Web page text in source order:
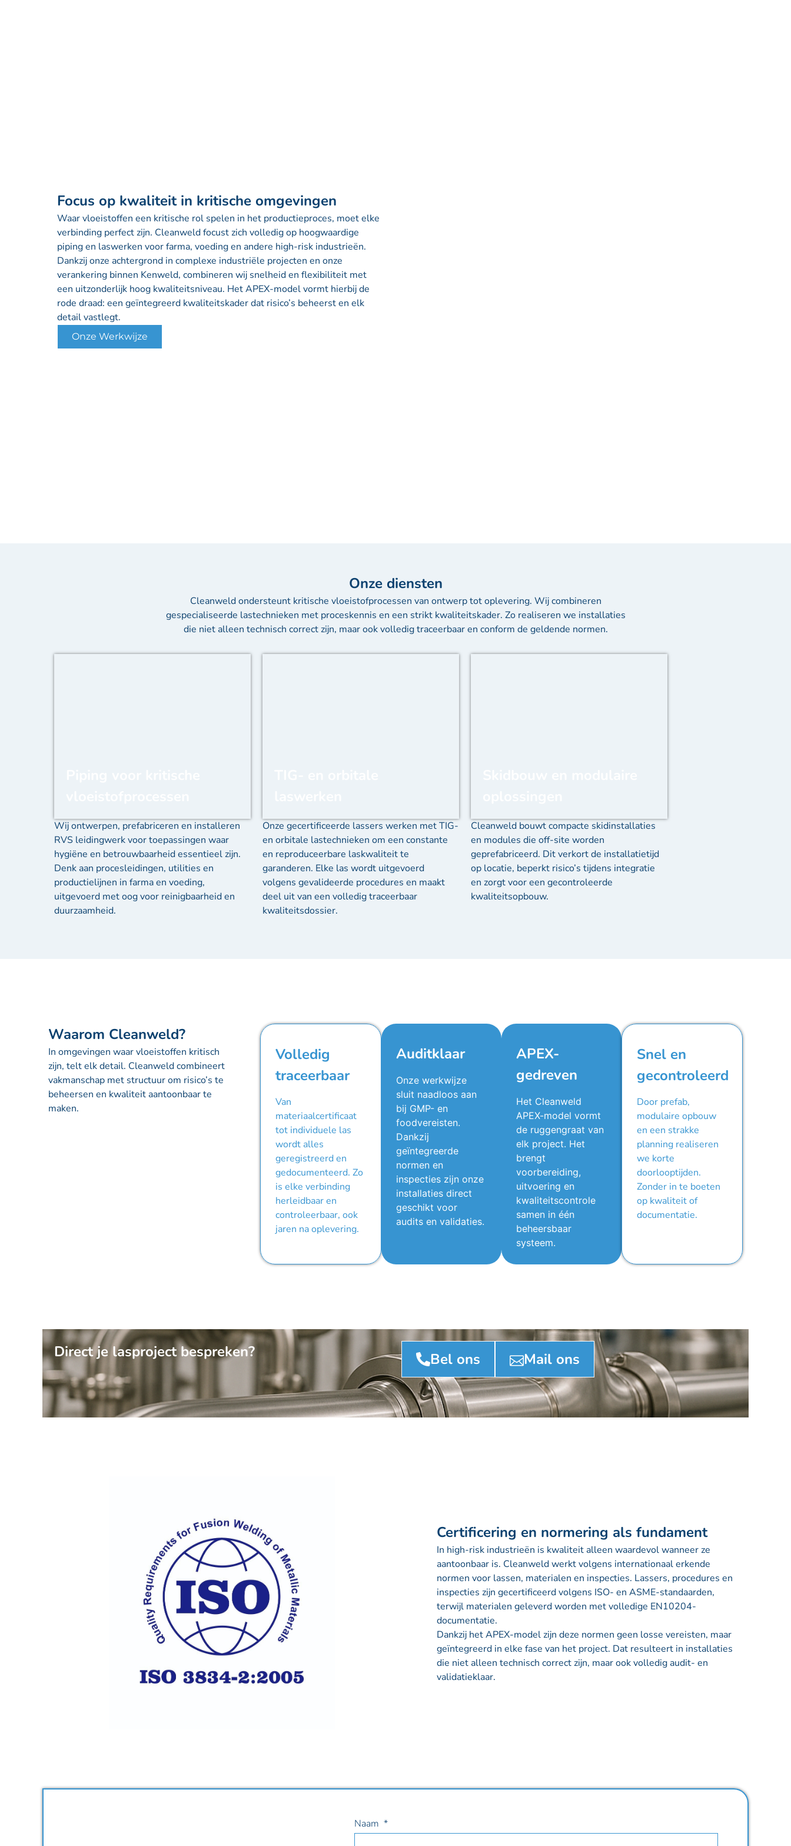
Focus op kwaliteit in kritische omgevingen
Waar vloeistoffen een kritische rol spelen in het productieproces, moet elke
verbinding perfect zijn. Cleanweld focust zich volledig op hoogwaardige
piping en laswerken voor farma, voeding en andere high-risk industrieën.
Dankzij onze achtergrond in complexe industriële projecten en onze
verankering binnen Kenweld, combineren wij snelheid en flexibiliteit met
een uitzonderlijk hoog kwaliteitsniveau. Het APEX-model vormt hierbij de
rode draad: een geïntegreerd kwaliteitskader dat risico’s beheerst en elk
detail vastlegt.
Onze Werkwijze
Onze diensten
Cleanweld ondersteunt kritische vloeistofprocessen van ontwerp tot oplevering. Wij combineren
gespecialiseerde lastechnieken met proceskennis en een strikt kwaliteitskader. Zo realiseren we installaties
die niet alleen technisch correct zijn, maar ook volledig traceerbaar en conform de geldende normen.
Wij ontwerpen, prefabriceren en installeren
RVS leidingwerk voor toepassingen waar
hygiëne en betrouwbaarheid essentieel zijn.
Denk aan procesleidingen, utilities en
productielijnen in farma en voeding,
uitgevoerd met oog voor reinigbaarheid en
duurzaamheid.
Onze gecertificeerde lassers werken met TIG-
en orbitale lastechnieken om een constante
en reproduceerbare laskwaliteit te
garanderen. Elke las wordt uitgevoerd
volgens gevalideerde procedures en maakt
deel uit van een volledig traceerbaar
kwaliteitsdossier.
Cleanweld bouwt compacte skidinstallaties
en modules die off-site worden
geprefabriceerd. Dit verkort de installatietijd
op locatie, beperkt risico’s tijdens integratie
en zorgt voor een gecontroleerde
kwaliteitsopbouw.
Waarom Cleanweld?
In omgevingen waar vloeistoffen kritisch
zijn, telt elk detail. Cleanweld combineert
vakmanschap met structuur om risico’s te
beheersen en kwaliteit aantoonbaar te
maken.
Volledig
traceerbaar
Van
materiaalcertificaat
tot individuele las
wordt alles
geregistreerd en
gedocumenteerd. Zo
is elke verbinding
herleidbaar en
controleerbaar, ook
jaren na oplevering.
Auditklaar
Onze werkwijze
sluit naadloos aan
bij GMP- en
foodvereisten.
Dankzij
geïntegreerde
normen en
inspecties zijn onze
installaties direct
geschikt voor
audits en validaties.
APEX-
gedreven
Het Cleanweld
APEX-model vormt
de ruggengraat van
elk project. Het
brengt
voorbereiding,
uitvoering en
kwaliteitscontrole
samen in één
beheersbaar
systeem.
Snel en
gecontroleerd
Door prefab,
modulaire opbouw
en een strakke
planning realiseren
we korte
doorlooptijden.
Zonder in te boeten
op kwaliteit of
documentatie.
Direct je lasproject bespreken? Bel ons Mail ons
Certificering en normering als fundament
In high-risk industrieën is kwaliteit alleen waardevol wanneer ze
aantoonbaar is. Cleanweld werkt volgens internationaal erkende
normen voor lassen, materialen en inspecties. Lassers, procedures en
inspecties zijn gecertificeerd volgens ISO- en ASME-standaarden,
terwijl materialen geleverd worden met volledige EN10204-
documentatie.
Dankzij het APEX-model zijn deze normen geen losse vereisten, maar
geïntegreerd in elke fase van het project. Dat resulteert in installaties
die niet alleen technisch correct zijn, maar ook volledig audit- en
validatieklaar.
Naam